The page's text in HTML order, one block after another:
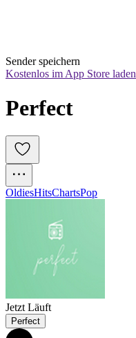
Sender speichern
Kostenlos im App Store laden
Perfect
OldiesHitsChartsPop
Jetzt Läuft
Perfect